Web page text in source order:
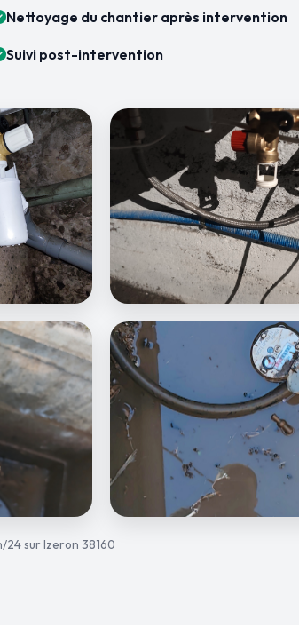
Nettoyage du chantier après intervention
Suivi post-intervention
24 sur Izeron 38160